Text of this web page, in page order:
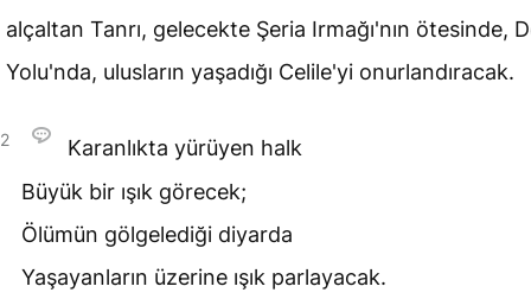
alçaltan Tanrı, gelecekte Şeria Irmağı'nın ötesinde,
Yolu'nda, ulusların yaşadığı Celile'yi onurlandıracak.
2
Karanlıkta yürüyen halk
Büyük bir ışık görecek;
Ölümün gölgelediği diyarda
Yaşayanların üzerine ışık parlayacak.